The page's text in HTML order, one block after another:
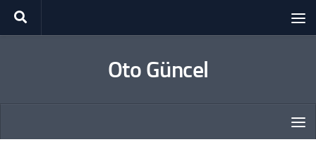
Skip to content
Oto Güncel